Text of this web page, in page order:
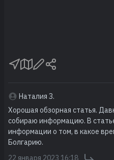
Наталия З.
Хорошая обзорная статья.
собираю информацию. В
информации о том, в какое
Болгарию.
22 января 2023 16:18